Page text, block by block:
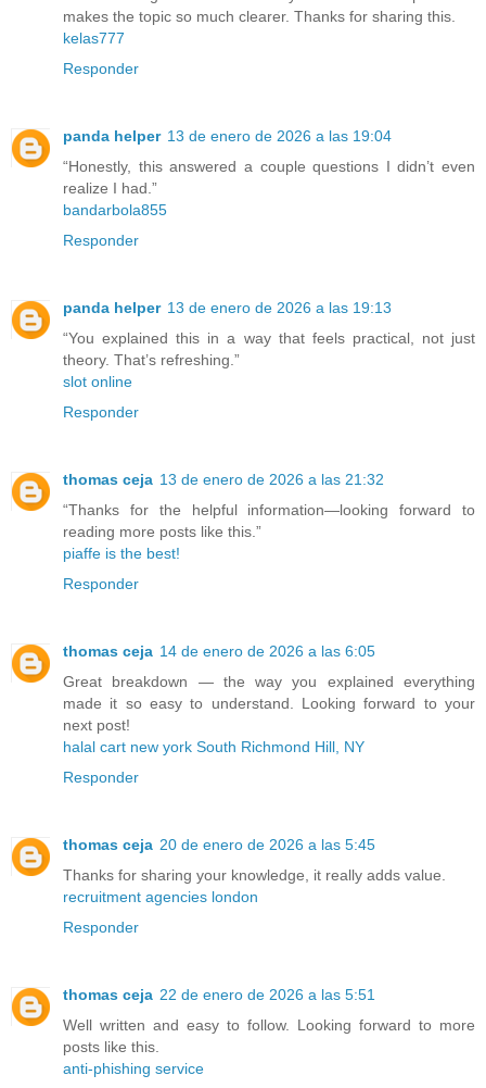
makes the topic so much clearer. Thanks for sharing this.
kelas777
Responder
panda helper 13 de enero de 2026 a las 19:04
“Honestly, this answered a couple questions I didn’t even
realize I had.”
bandarbola855
Responder
panda helper 13 de enero de 2026 a las 19:13
“You explained this in a way that feels practical, not just
theory. That’s refreshing.”
slot online
Responder
thomas ceja 13 de enero de 2026 a las 21:32
“Thanks for the helpful information—looking forward to
reading more posts like this.”
piaffe is the best!
Responder
thomas ceja 14 de enero de 2026 a las 6:05
Great breakdown — the way you explained everything
made it so easy to understand. Looking forward to your
next post!
halal cart new york South Richmond Hill, NY
Responder
thomas ceja 20 de enero de 2026 a las 5:45
Thanks for sharing your knowledge, it really adds value.
recruitment agencies london
Responder
thomas ceja 22 de enero de 2026 a las 5:51
Well written and easy to follow. Looking forward to more
posts like this.
anti-phishing service